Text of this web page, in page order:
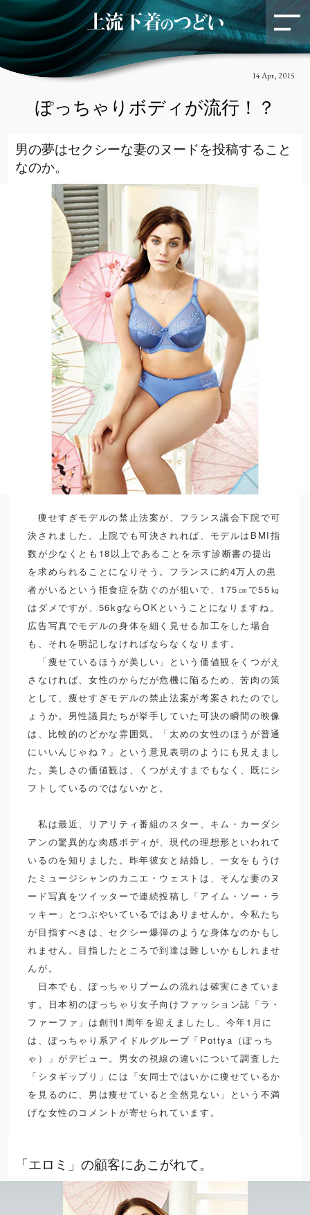
のスペシャルイベントに密
着！
リラックスしたランジェリー・トーク
に釘付…
EVENT
する。
KCI LIFE STYLE Yue 下着
2・14 へのホットなカウント
ダウン
胸もとから春らしさを感じたい
AMPHI CW-X
EVENT
LIFE STYLE
スポーツ 下着
華やかさ香る、ホリデーシ
ーズンへ。
ベル・エポック（美しい時代）のパリ
へタイ…
CULTURE
LIFE STYLE
PARFAGE
Salute 下着 展覧会
AMPHIの20周年を祝うイベ
ントに密着！
「新しい、かわいい」に出会うアニバ
ーサリ…
AMPHI BRAGENIC
EVENT
タイムレスな服と靴と下着
を求めて。
ヨーロッパのラウンジウェアとランジ
ェリー…
CULTURE HANRO
KCI
LIFE STYLE
SIMONE PERELE
ワコールスタディホール京都
下着
14 Apr, 2015
ぽっちゃりボディが流行！？
男の夢はセクシーな妻のヌードを投稿すること
なのか。
痩せすぎモデルの禁止法案が、フランス議会下院で可
決されました。上院でも可決されれば、モデルはBMI指
数が少なくとも18以上であることを示す診断書の提出
を求められることになりそう。フランスに約4万人の患
者がいるという拒食症を防ぐのが狙いで、175㎝で55㎏
はダメですが、56kgならOKということになりますね。
広告写真でモデルの身体を細く見せる加工をした場合
も、それを明記しなければならなくなります。
「痩せているほうが美しい」という価値観をくつがえ
さなければ、女性のからだが危機に陥るため、苦肉の策
として、痩せすぎモデルの禁止法案が考案されたのでし
ょうか。男性議員たちが挙手していた可決の瞬間の映像
は、比較的のどかな雰囲気。「太めの女性のほうが普通
にいいんじゃね？」という意見表明のようにも見えまし
た。美しさの価値観は、くつがえすまでもなく、既にシ
フトしているのではないかと。
私は最近、リアリティ番組のスター、キム・カーダシ
アンの驚異的な肉感ボディが、現代の理想形といわれて
いるのを知りました。昨年彼女と結婚し、一女をもうけ
たミュージシャンのカニエ・ウェストは、そんな妻のヌ
ード写真をツイッターで連続投稿し「アイム・ソー・ラ
ッキー」とつぶやいているではありませんか。今私たち
が目指すべきは、セクシー爆弾のような身体なのかもし
れません。目指したところで到達は難しいかもしれませ
んが。
日本でも、ぽっちゃりブームの流れは確実にきていま
す。日本初のぽっちゃり女子向けファッション誌「ラ・
ファーファ」は創刊1周年を迎えましたし、今年1月に
は、ぽっちゃり系アイドルグループ「Pottya（ぽっち
ゃ）」がデビュー。男女の視線の違いについて調査した
「シタギップリ」には「女同士ではいかに痩せているか
を見るのに、男は痩せていると全然見ない」という不満
げな女性のコメントが寄せられています。
「エロミ」の顧客にあこがれて。